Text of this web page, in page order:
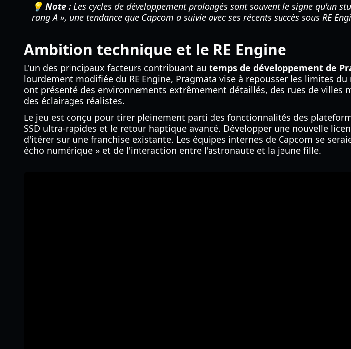
💡 Note : Les cycles de développement prolongés sont souvent le signe qu'un
rang A », une tendance que Capcom a suivie avec ses récents succès sous RE
Ambition technique et le RE Engine
L'un des principaux facteurs contribuant au temps de développement de
lourdement modifiée du RE Engine, Pragmata vise à repousser les limites
ont présenté des environnements extrêmement détaillés, des rues de villes
des éclairages réalistes.
Le jeu est conçu pour tirer pleinement parti des fonctionnalités des
SSD ultra-rapides et le retour haptique avancé. Développer une nouvelle
d'itérer sur une franchise existante. Les équipes internes de Capcom se
écho numérique » et de l'interaction entre l'astronaute et la jeune fille.